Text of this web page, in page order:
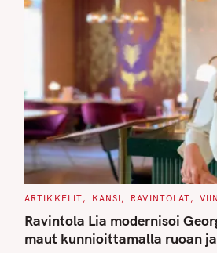
C
T
E
G
O
ARTIKKELIT KANSI RAVINTOLAT
Ravintola Lia modernisoi
maut kunnioittamalla ruoan